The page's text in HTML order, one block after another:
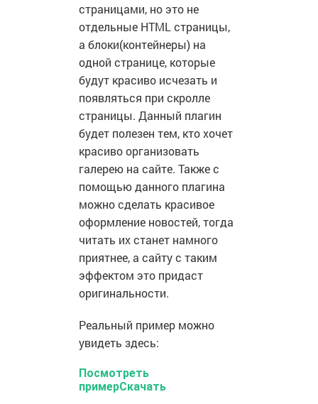
страницами, но это не
отдельные HTML страницы,
а блоки(контейнеры) на
одной странице, которые
будут красиво исчезать и
появляться при скролле
страницы. Данный плагин
будет полезен тем, кто хочет
красиво организовать
галерею на сайте. Также с
помощью данного плагина
можно сделать красивое
оформление новостей, тогда
читать их станет намного
приятнее, а сайту с таким
эффектом это придаст
оригинальности.
Реальный пример можно
увидеть здесь:
Посмотреть
примерСкачать